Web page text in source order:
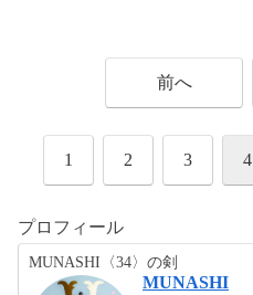
前へ
1 2 3 4
プロフィール
MUNASHI〈34〉の剣
MUNASHI